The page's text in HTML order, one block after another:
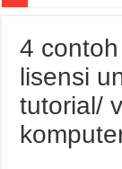
4
lisensi
tutorial/